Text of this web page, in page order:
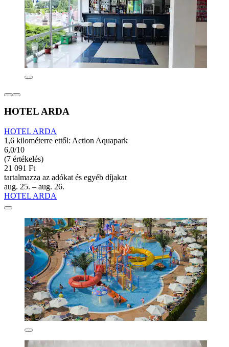
HOTEL ARDA
HOTEL ARDA
1,6 kilométerre ettől: Action Aquapark
6,0/10
(7 értékelés)
21 091 Ft
tartalmazza az adókat és egyéb díjakat
aug. 25. – aug. 26.
HOTEL ARDA